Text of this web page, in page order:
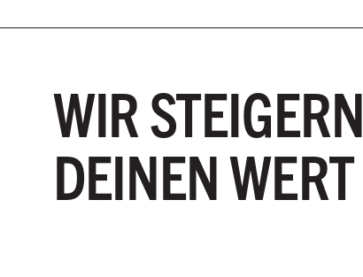
WIR STEIGERN
DEINEN WERT